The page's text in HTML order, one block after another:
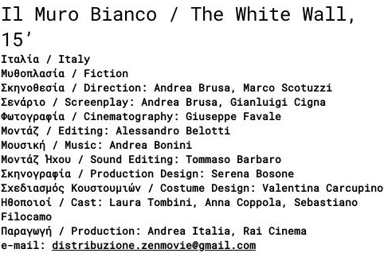
Il Muro Bianco / The White Wall,
15’
Ιταλία / Italy
Μυθοπλασία / Fiction
Σκηνοθεσία / Direction: Andrea Brusa, Marco Scotuzzi
Σενάριο / Screenplay: Andrea Brusa, Gianluigi Cigna
Φωτογραφία / Cinematography: Giuseppe Favale
Μοντάζ / Editing: Alessandro Belotti
Μουσική / Music: Andrea Bonini
Μοντάζ Ήχου / Sound Editing: Tommaso Barbaro
Σκηνογραφία / Production Design: Serena Bosone
Σχεδιασμός Κουστουμιών / Costume Design: Valentina Carcupino
Ηθοποιοί / Cast: Laura Tombini, Anna Coppola, Sebastiano
Filocamo
Παραγωγή / Production: Andrea Italia, Rai Cinema
e-mail: distribuzione.zenmovie@gmail.com